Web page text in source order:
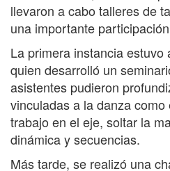
llevaron a cabo talleres de
una importante
La primera instancia estuvo
quien desarrolló un
asistentes pudieron
vinculadas a la danza
trabajo en el eje, soltar la
dinámica y secuencias.
Más tarde, se realizó una